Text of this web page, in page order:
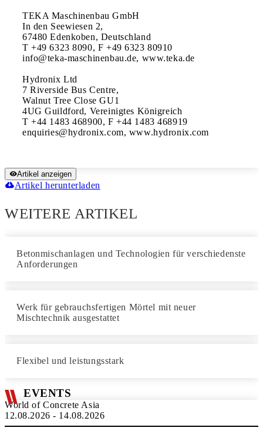
TEKA Maschinenbau GmbH
In den Seewiesen 2,
67480 Edenkoben, Deutschland
T +49 6323 8090, F +49 6323 80910
info@teka-maschinenbau.de, www.teka.de
Hydronix Ltd
7 Riverside Bus Centre,
Walnut Tree Close GU1
4UG Guildford, Vereinigtes Königreich
T +44 1483 468900, F +44 1483 468919
enquiries@hydronix.com, www.hydronix.com
Artikel anzeigen
Artikel herunterladen
WEITERE ARTIKEL
Betonmischanlagen und Technologien für verschiedenste
Anforderungen
Werk für gebrauchsfertigen Mörtel mit neuer
Mischtechnik ausgestattet
Flexibel und leistungsstark
EVENTS
World of Concrete Asia
12.08.2026 - 14.08.2026